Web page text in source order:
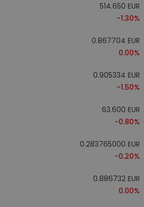
514.650 EUR
-1.30%
0.867704 EUR
0.00%
0.905334 EUR
-1.50%
63.600 EUR
-0.80%
0.283765000 EUR
-0.20%
0.886732 EUR
0.00%